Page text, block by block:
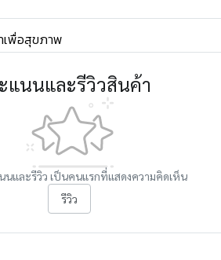
เพื่อสุขภาพ
แนนและรีวิวสินค้า
นและรีวิว เป็นคนแรกที่แสดงความคิดเห็น
รีวิว